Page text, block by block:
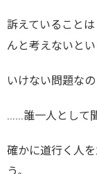
訴えていること
んと考えないとい
いけない問題な
……誰一人として
確かに道行く人